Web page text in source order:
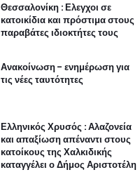
Θεσσαλονίκη : Ελεγχοι σε
κατοικίδια και πρόστιμα στους
παραβάτες ιδιοκτήτες τους
Ανακοίνωση - ενημέρωση για
τις νέες ταυτότητες
Ελληνικός Χρυσός : Αλαζονεία
και απαξίωση απέναντι στους
κατοίκους της Χαλκιδικής
καταγγέλει ο Δήμος Αριστοτέλη